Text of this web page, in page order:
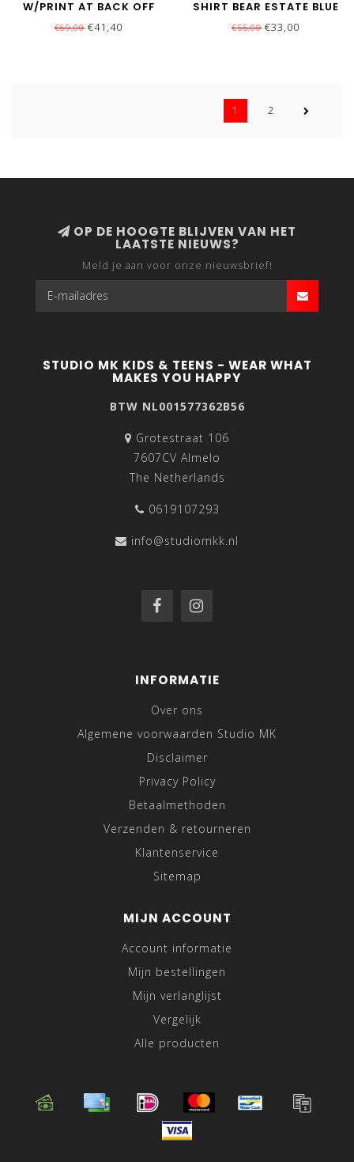
W/PRINT AT BACK OFF
WHITE
€69,00 €41,40
SHIRT BEAR ESTATE BLUE
€55,00 €33,00
1 2
OP DE HOOGTE BLIJVEN VAN HET
LAATSTE NIEUWS?
Meld je aan voor onze nieuwsbrief!
STUDIO MK KIDS & TEENS - WEAR WHAT
MAKES YOU HAPPY
BTW NL001577362B56
Grotestraat 106
7607CV Almelo
The Netherlands
0619107293
info@studiomkk.nl
INFORMATIE
Over ons
Algemene voorwaarden Studio MK
Disclaimer
Privacy Policy
Betaalmethoden
Verzenden & retourneren
Klantenservice
Sitemap
MIJN ACCOUNT
Account informatie
Mijn bestellingen
Mijn verlanglijst
Vergelijk
Alle producten